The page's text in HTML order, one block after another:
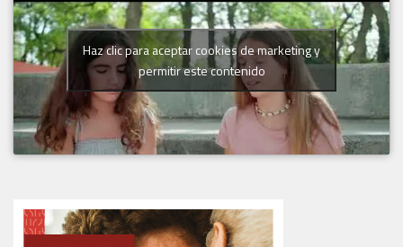
Haz clic para aceptar cookies de marketing y
permitir este contenido